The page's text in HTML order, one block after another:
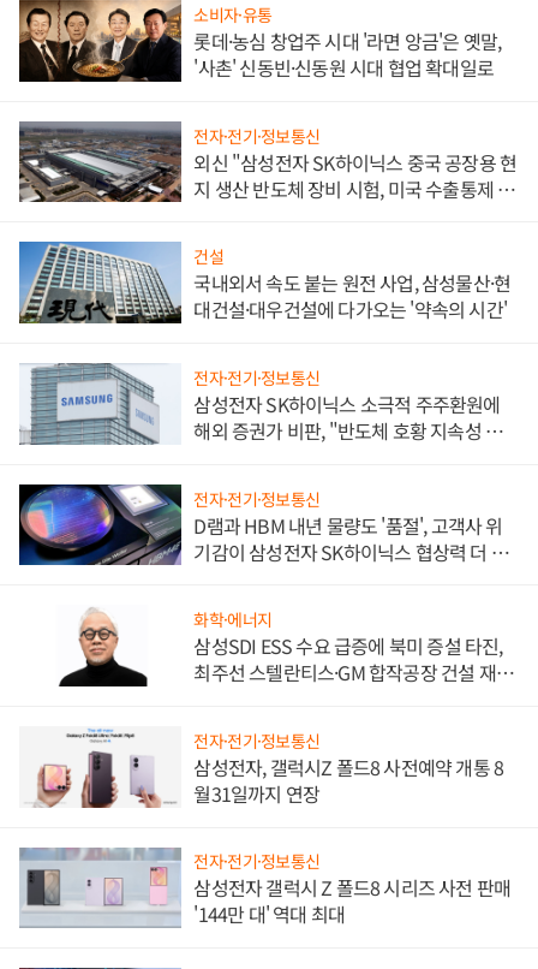
소비자·유통
롯데·농심 창업주 시대 '라면 앙금'은 옛말,
'사촌' 신동빈·신동원 시대 협업 확대일로
전자·전기·정보통신
외신 "삼성전자 SK하이닉스 중국 공장용 현
지 생산 반도체 장비 시험, 미국 수출통제 대
건설
국내외서 속도 붙는 원전 사업, 삼성물산·현
대건설·대우건설에 다가오는 '약속의 시간'
전자·전기·정보통신
삼성전자 SK하이닉스 소극적 주주환원에
해외 증권가 비판, "반도체 호황 지속성 의
전자·전기·정보통신
D램과 HBM 내년 물량도 '품절', 고객사 위
기감이 삼성전자 SK하이닉스 협상력 더 키
화학·에너지
삼성SDI ESS 수요 급증에 북미 증설 타진,
최주선 스텔란티스·GM 합작공장 건설 재추
전자·전기·정보통신
삼성전자, 갤럭시Z 폴드8 사전예약 개통 8
월31일까지 연장
전자·전기·정보통신
삼성전자 갤럭시 Z 폴드8 시리즈 사전 판매
'144만 대' 역대 최대